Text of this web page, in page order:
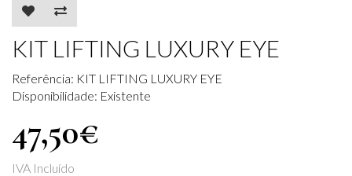
KIT LIFTING LUXURY EYE
Referência: KIT LIFTING LUXURY EYE
Disponibilidade: Existente
47,50€
IVA Incluído